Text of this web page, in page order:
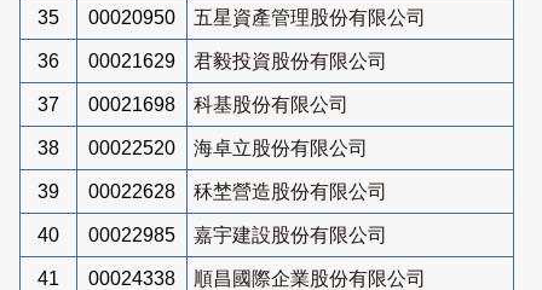
35 00020950 五星資產管理股份有限公司
36 00021629 君毅投資股份有限公司
37 00021698 科基股份有限公司
38 00022520 海卓立股份有限公司
39 00022628 秝埜營造股份有限公司
40 00022985 嘉宇建設股份有限公司
41 00024338 順昌國際企業股份有限公司